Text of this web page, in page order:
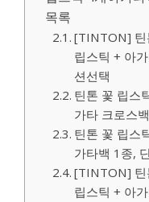
목록
[TINTON] 틴
립스틱 + 아
션선택
틴톤 꽃 립스
가타 크로스
틴톤 꽃 립스
가타백 1종,
[TINTON] 틴
립스틱 + 아